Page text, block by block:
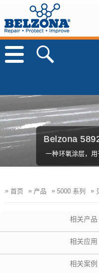
Belzona
一种环氧涂层，用
» 首页 » 产品 » 5000 系列 »
相关产品
相关应用
相关案例